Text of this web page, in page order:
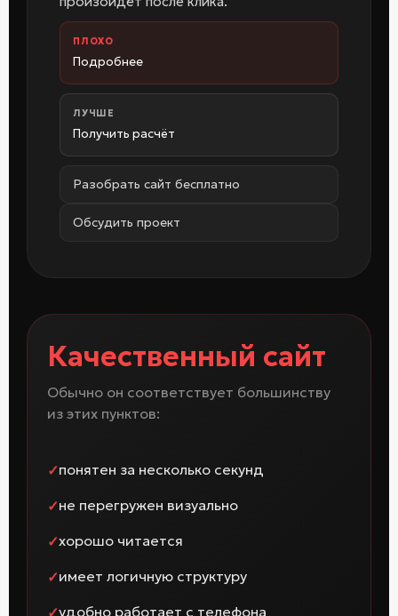
ПЛОХО
Подробнее
ЛУЧШЕ
Получить расчёт
Разобрать сайт бесплатно
Обсудить проект
Качественный сайт
Обычно он соответствует большинству
из этих пунктов:
понятен за несколько секунд
не перегружен визуально
хорошо читается
имеет логичную структуру
удобно работает с телефона